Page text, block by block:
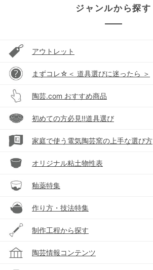
ジャンルから探す
アウトレット
まずコレ☆＜ 道具選びに迷ったら ＞
陶芸.com おすすめ商品
初めての方必見!!道具選び
家庭で使う電気陶芸窯の上手な選び方
オリジナル粘土物性表
釉薬特集
作り方・技法特集
制作工程から探す
陶芸情報コンテンツ